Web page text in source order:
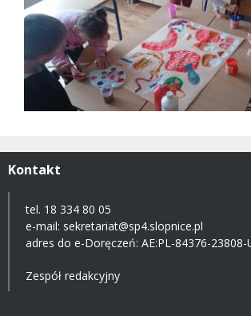
Kontakt
tel. 18 334 80 05
e-mail: sekretariat@sp4.slopnice.pl
adres do e-Doręczeń: AE:PL-84376-23808-
Zespół redakcyjny